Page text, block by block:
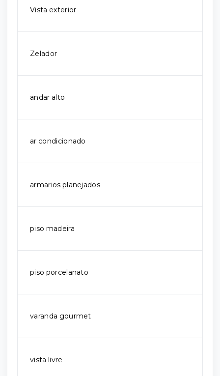
Vista exterior
Zelador
andar alto
ar condicionado
armarios planejados
piso madeira
piso porcelanato
varanda gourmet
vista livre